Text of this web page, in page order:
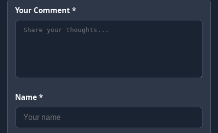
Your Comment *
Name *